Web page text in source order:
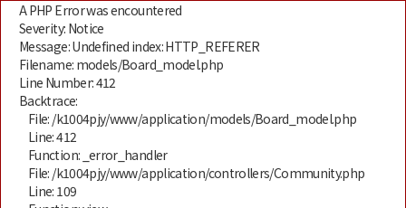
A PHP Error was encountered
Severity: Notice
Message: Undefined index: HTTP_REFERER
Filename: models/Board_model.php
Line Number: 412
Backtrace:
File: /k1004pjy/www/application/models/Board_model.php
Line: 412
Function: _error_handler
File: /k1004pjy/www/application/controllers/Community.php
Line: 109